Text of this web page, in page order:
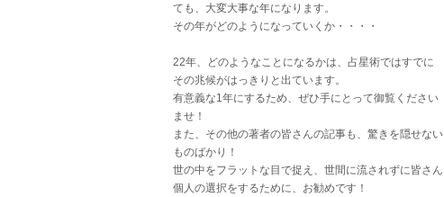
ても、大変大事な年になります。
その年がどのようになっていくか・・・・
22年、どのようなことになるかは、占星術ではすでに
その兆候がはっきりと出ています。
有意義な1年にするため、ぜひ手にとって御覧ください
ませ！
また、その他の著者の皆さんの記事も、驚きを隠せない
ものばかり！
世の中をフラットな目で捉え、世間に流されずに皆さん
個人の選択をするために、お勧めです！